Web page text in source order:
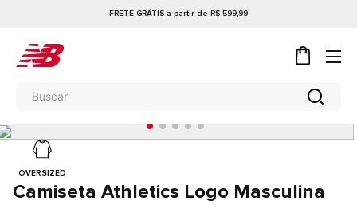
FRETE GRÁTIS a partir de R$ 599,99
OVERSIZED
Camiseta Athletics Logo Masculina